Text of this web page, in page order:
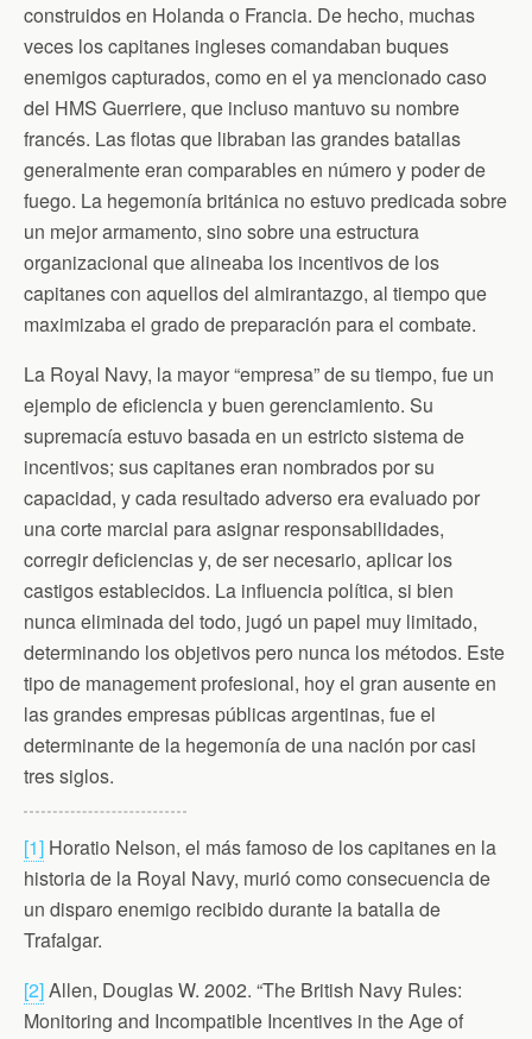
construidos en Holanda o Francia. De hecho, muchas
veces los capitanes ingleses comandaban buques
enemigos capturados, como en el ya mencionado caso
del HMS Guerriere, que incluso mantuvo su nombre
francés. Las flotas que libraban las grandes batallas
generalmente eran comparables en número y poder de
fuego. La hegemonía británica no estuvo predicada sobre
un mejor armamento, sino sobre una estructura
organizacional que alineaba los incentivos de los
capitanes con aquellos del almirantazgo, al tiempo que
maximizaba el grado de preparación para el combate.
La Royal Navy, la mayor “empresa” de su tiempo, fue un
ejemplo de eficiencia y buen gerenciamiento. Su
supremacía estuvo basada en un estricto sistema de
incentivos; sus capitanes eran nombrados por su
capacidad, y cada resultado adverso era evaluado por
una corte marcial para asignar responsabilidades,
corregir deficiencias y, de ser necesario, aplicar los
castigos establecidos. La influencia política, si bien
nunca eliminada del todo, jugó un papel muy limitado,
determinando los objetivos pero nunca los métodos. Este
tipo de management profesional, hoy el gran ausente en
las grandes empresas públicas argentinas, fue el
determinante de la hegemonía de una nación por casi
tres siglos.
[1] Horatio Nelson, el más famoso de los capitanes en la
historia de la Royal Navy, murió como consecuencia de
un disparo enemigo recibido durante la batalla de
Trafalgar.
[2]Allen, Douglas W. 2002. “The British Navy Rules:
Monitoring and Incompatible Incentives in the Age of